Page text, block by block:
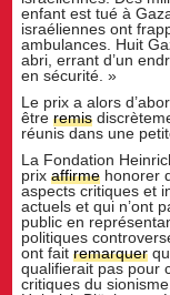
enfant est tué à
israéliennes ont
ambulances. Huit
abri, errant d’un
en sécurité. »
Le prix a alors
êtreremis
réunis dans une
La Fondation
prixaffirme honorer
aspects critiques et
actuels et qui n’ont
public en
politiques
ont faitremarquer
qualifierait pas pour
critiques du